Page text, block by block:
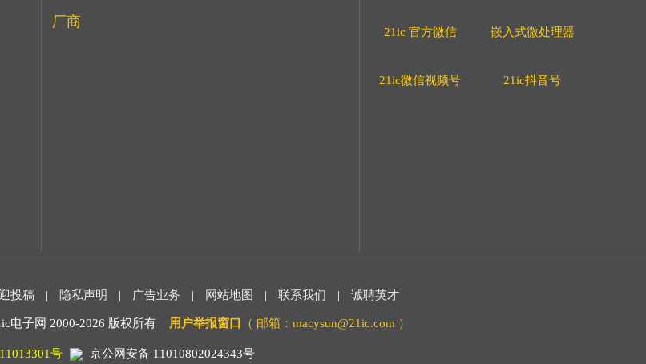
厂商
21ic 官方微信 嵌入式微处理器
21ic微信视频号 21ic抖音号
投稿 | 隐私声明 | 广告业务 | 网站地图 | 联系我们 | 诚聘英才
电子网 2000-2026 版权所有 用户举报窗口 （ 邮箱：macysun@21ic.com ）
号 京公网安备 11010802024343号